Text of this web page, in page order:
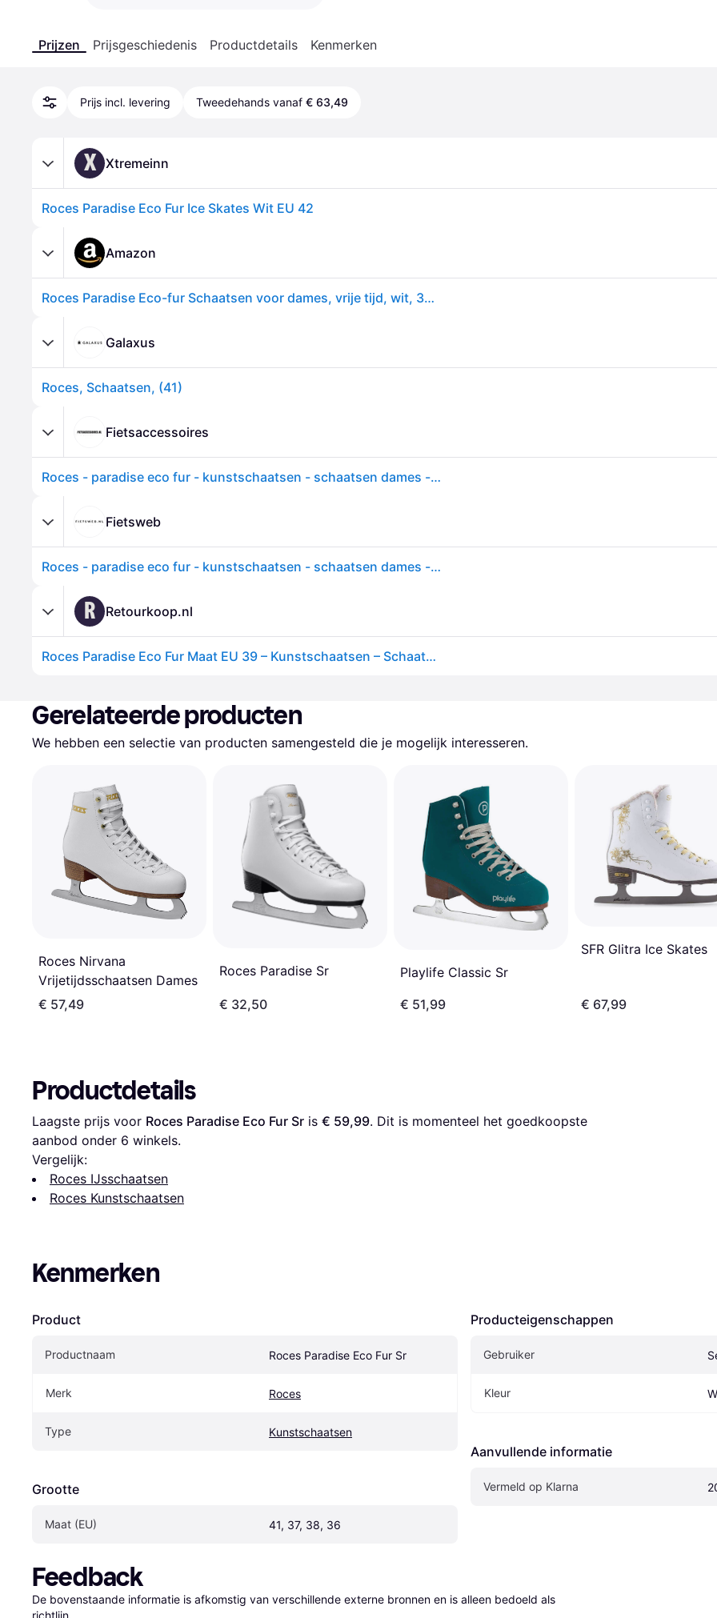
Prijzen Prijsgeschiedenis Productdetails Kenmerken
Prijs incl. levering Tweedehands vanaf € 63,49
X Xtremeinn
Roces Paradise Eco Fur Ice Skates Wit EU 42
Amazon
Roces Paradise Eco-fur Schaatsen voor dames, vrije tijd, wit, 39 EU
Galaxus
Roces, Schaatsen, (41)
Fietsaccessoires
Roces - paradise eco fur - kunstschaatsen - schaatsen dames - wit - eco fur warmvoering & klassieke stabiliteit - maat eu 39
Fietsweb
Roces - paradise eco fur - kunstschaatsen - schaatsen dames - wit - eco fur warmvoering & klassieke stabiliteit - maat eu 39
R Retourkoop.nl
Roces Paradise Eco Fur Maat EU 39 – Kunstschaatsen – Schaatsen Dames – Wit – Eco Fur Warmvoering & Klassieke Stabiliteit – Maat EU 39
Gerelateerde producten
We hebben een selectie van producten samengesteld die je mogelijk interesseren.
Roces Nirvana
Vrijetijdsschaatsen Dames
€ 57,49
Roces Paradise Sr
€ 32,50
Playlife Classic Sr
€ 51,99
SFR Glitra Ice Skates
€ 67,99
Productdetails
Laagste prijs voor Roces Paradise Eco Fur Sr is € 59,99. Dit is momenteel het goedkoopste
aanbod onder 6 winkels.
Vergelijk:
Roces IJsschaatsen
Roces Kunstschaatsen
Kenmerken
Product
Productnaam Roces Paradise Eco Fur Sr
Merk Roces
Type Kunstschaatsen
Grootte
Maat (EU) 41, 37, 38, 36
Producteigenschappen
Gebruiker
Kleur
Aanvullende informatie
Vermeld op Klarna
Feedback
De bovenstaande informatie is afkomstig van verschillende externe bronnen en is alleen bedoeld als